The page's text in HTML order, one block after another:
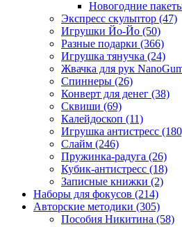
Новогодние
Экспресс скульптор (47)
Игрушки Йо-Йо (50)
Разные подарки (366)
Игрушка тянучка (24)
Жвачка для рук
Спиннеры (26)
Конверт для денег (38)
Сквиши (69)
Калейдоскоп (11)
Игрушка антистресс
Слайм (246)
Пружинка-радуга (26)
Кубик-антистресс (18)
Записные книжки (2)
Наборы для фокусов (214)
Авторские методики (305)
Пособия Никитина (58)